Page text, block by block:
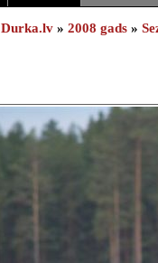
Durka.lv » 2008 gads »